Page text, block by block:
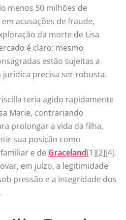
menos 50 milhões de
acusações de fraude,
da morte de Lisa
é claro: mesmo
estão sujeitas a
jurídica precisa ser robusta.
teria agido rapidamente
Marie, contrariando
prolongar a vida da filha,
sua posição como
e de Graceland[1][2][4].
em juízo, a legitimidade
pressão e a integridade dos